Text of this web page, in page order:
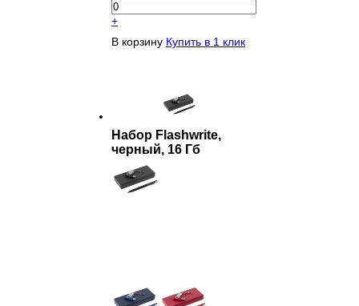
+
В корзину Купить в 1 клик
Набор Flashwrite,
черный, 16 Гб